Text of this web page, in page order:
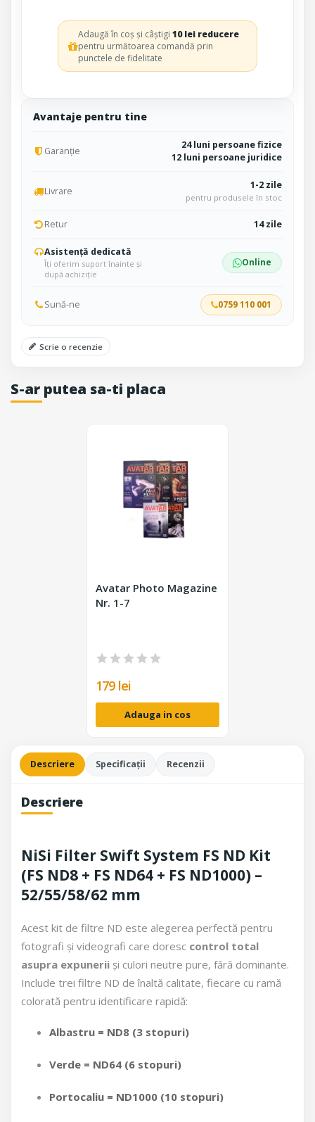
Avantaje pentru tine
Garanție
24 luni persoane fizice
12 luni persoane juridice
Livrare 1-2 zile
pentru produsele în stoc
Retur 14 zile
Asistență dedicată
Îți oferim suport înainte și
după achiziție
Online
Sună-ne 0759 110 001
Scrie o recenzie
Adaugă în coș și câștigi10 lei reducere
pentru următoarea comandă prin
punctele de fidelitate
S-ar putea sa-ti placa
Avatar Photo Magazine
Nr. 1-7
179 lei
Adauga in cos
Descriere Specificații Recenzii
Descriere
NiSi Filter Swift System FS ND Kit
(FS ND8 + FS ND64 + FS ND1000) –
52/55/58/62 mm
Acest kit de filtre ND este alegerea perfectă pentru
fotografi și videografi care doresc control total
asupra expunerii și culori neutre pure, fără dominante.
Include trei filtre ND de înaltă calitate, fiecare cu ramă
colorată pentru identificare rapidă:
Albastru = ND8 (3 stopuri)
Verde = ND64 (6 stopuri)
Portocaliu = ND1000 (10 stopuri)